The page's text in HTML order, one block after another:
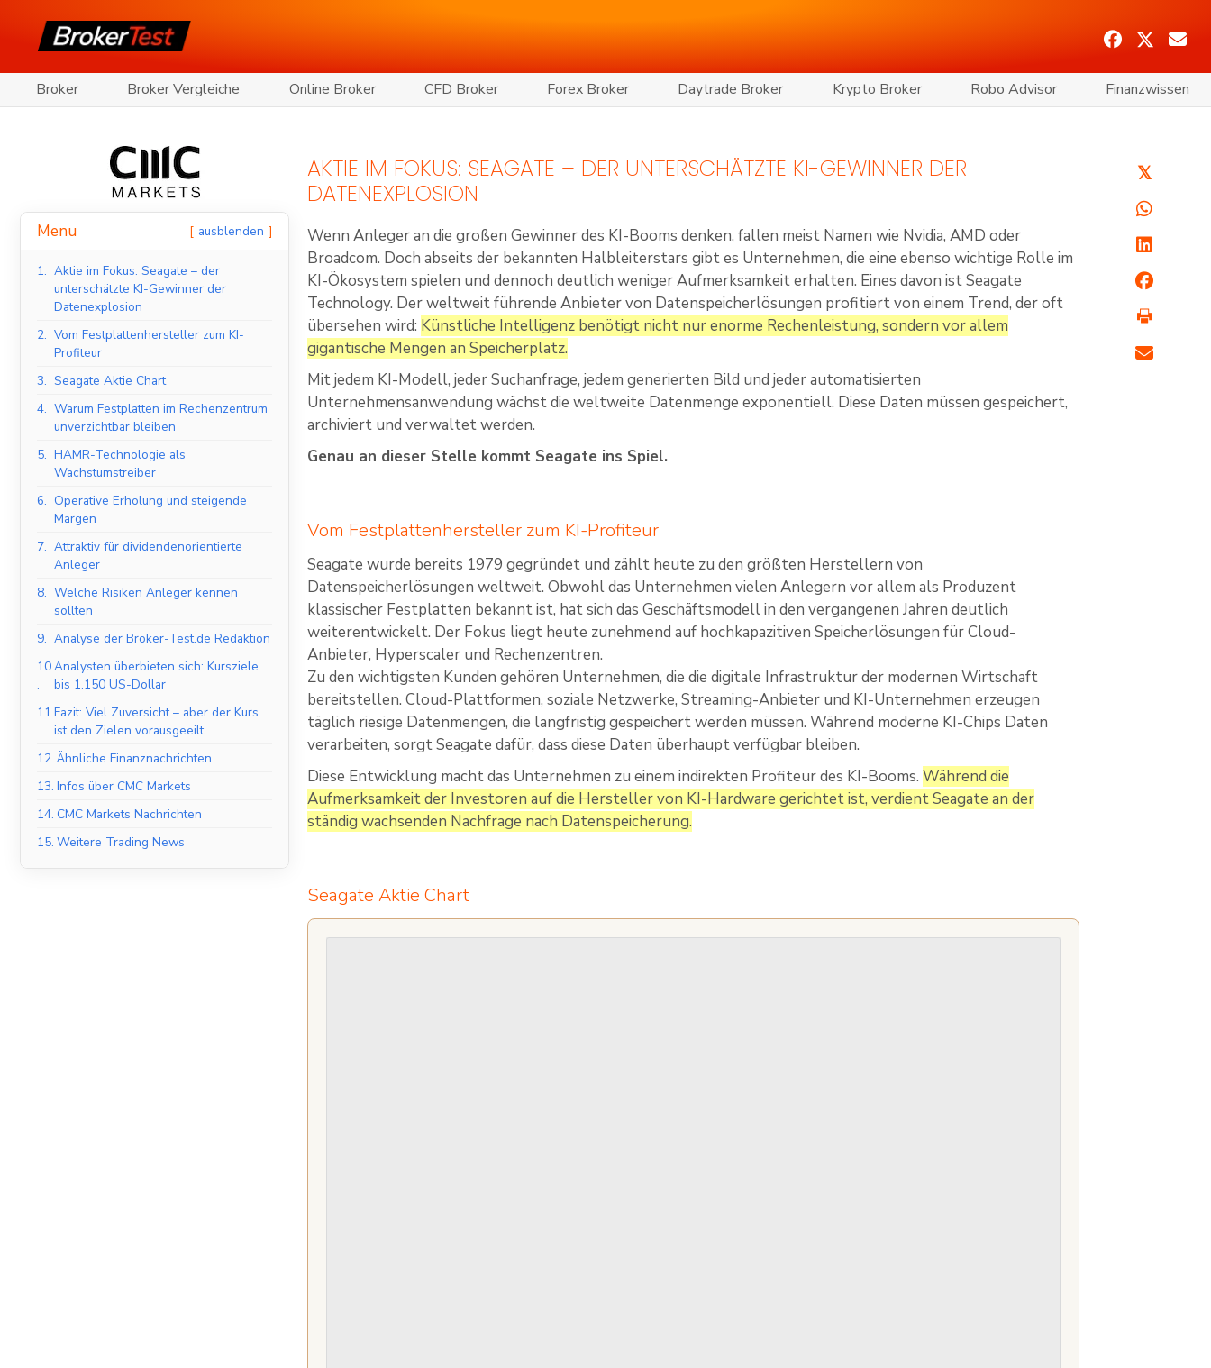
Broker Broker Vergleiche Online Broker CFD Broker Forex Broker Daytrade Broker Krypto Broker Robo Advisor Finanzwissen
Menu ausblenden
1. Aktie im Fokus: Seagate – der
unterschätzte KI-Gewinner der
Datenexplosion
2. Vom Festplattenhersteller zum KI-
Profiteur
3. Seagate Aktie Chart
4. Warum Festplatten im Rechenzentrum
unverzichtbar bleiben
5. HAMR-Technologie als
Wachstumstreiber
6. Operative Erholung und steigende
Margen
7. Attraktiv für dividendenorientierte
Anleger
8. Welche Risiken Anleger kennen
sollten
9. Analyse der Broker-Test.de Redaktion
10
.
Analysten überbieten sich: Kursziele
bis 1.150 US-Dollar
11
.
Fazit: Viel Zuversicht – aber der Kurs
ist den Zielen vorausgeeilt
12. Ähnliche Finanznachrichten
13. Infos über CMC Markets
14. CMC Markets Nachrichten
15. Weitere Trading News
AKTIE IM FOKUS: SEAGATE – DER UNTERSCHÄTZTE KI-GEWINNER DER
DATENEXPLOSION
Wenn Anleger an die großen Gewinner des KI-Booms denken, fallen meist Namen wie Nvidia, AMD oder
Broadcom. Doch abseits der bekannten Halbleiterstars gibt es Unternehmen, die eine ebenso wichtige Rolle im
KI-Ökosystem spielen und dennoch deutlich weniger Aufmerksamkeit erhalten. Eines davon ist Seagate
Technology. Der weltweit führende Anbieter von Datenspeicherlösungen profitiert von einem Trend, der oft
übersehen wird: Künstliche Intelligenz benötigt nicht nur enorme Rechenleistung, sondern vor allem
gigantische Mengen an Speicherplatz.
Mit jedem KI-Modell, jeder Suchanfrage, jedem generierten Bild und jeder automatisierten
Unternehmensanwendung wächst die weltweite Datenmenge exponentiell. Diese Daten müssen gespeichert,
archiviert und verwaltet werden.
Genau an dieser Stelle kommt Seagate ins Spiel.
Vom Festplattenhersteller zum KI-Profiteur
Seagate wurde bereits 1979 gegründet und zählt heute zu den größten Herstellern von
Datenspeicherlösungen weltweit. Obwohl das Unternehmen vielen Anlegern vor allem als Produzent
klassischer Festplatten bekannt ist, hat sich das Geschäftsmodell in den vergangenen Jahren deutlich
weiterentwickelt. Der Fokus liegt heute zunehmend auf hochkapazitiven Speicherlösungen für Cloud-
Anbieter, Hyperscaler und Rechenzentren.
Zu den wichtigsten Kunden gehören Unternehmen, die die digitale Infrastruktur der modernen Wirtschaft
bereitstellen. Cloud-Plattformen, soziale Netzwerke, Streaming-Anbieter und KI-Unternehmen erzeugen
täglich riesige Datenmengen, die langfristig gespeichert werden müssen. Während moderne KI-Chips Daten
verarbeiten, sorgt Seagate dafür, dass diese Daten überhaupt verfügbar bleiben.
Diese Entwicklung macht das Unternehmen zu einem indirekten Profiteur des KI-Booms.Während die
Aufmerksamkeit der Investoren auf die Hersteller von KI-Hardware gerichtet ist, verdient Seagate an der
ständig wachsenden Nachfrage nach Datenspeicherung.
Seagate Aktie Chart
𝕏